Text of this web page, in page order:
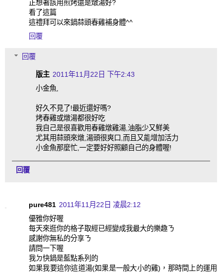
正想著該用煎烤還是燉湯好?
看了這篇
這禮拜可以來鍋蒜頭春雞補身體^^
回覆
回覆
版主 2011年11月22日 下午2:43
小金魚,
好久不見了!最近還好嗎?
烤春雞或燉湯都很好吃
我自己是很喜歡用春雞燉雞湯,油脂少又鮮美
尤其用蒜頭來燉,湯頭很爽口,而且又能增加活力
小金魚那麼忙,一定要好好照顧自己的身體喔!
回覆
pure481 2011年11月22日 凌晨2:12
優雅你好喔
每天來逛你的格子取經已經變成我最大的樂趣ㄋ
感謝你無私的分享ㄋ
請問一下喔
我ㄉ快鍋是藍點系列的
如果我要這你這道湯(如果是一般大小的雞)，那時間上的運用